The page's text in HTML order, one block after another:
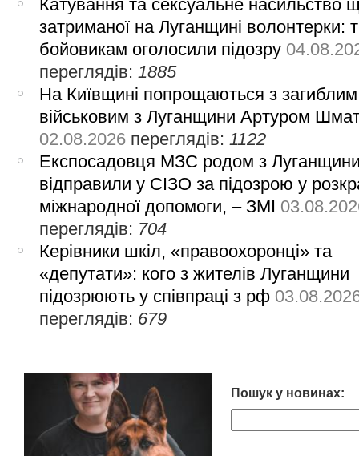
Катування та сексуальне насильство
затриманої на Луганщині волонтерки:
бойовикам оголосили підозру
переглядів: 1885
На Київщині попрощаються з загиблим
військовим з Луганщини Артуром
02.08.2026 переглядів: 1122
Експосадовця МЗС родом з
відправили у СІЗО за підозрою у
міжнародної допомоги, – ЗМІ
переглядів: 704
Керівники шкіл, «правоохоронці» та
«депутати»: кого з жителів Луганщини
підозрюють у співпраці з рф
переглядів: 679
Пошук у новинах: